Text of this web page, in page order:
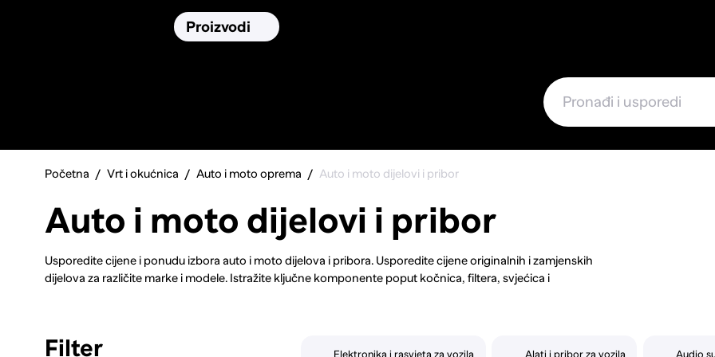
Proizvodi
Početna Vrt i okućnica Auto i moto oprema Auto i moto dijelovi i pribor
Auto i moto dijelovi i pribor
Usporedite cijene i ponudu izbora auto i moto dijelova i pribora. Usporedite cijene originalnih i zamjenskih
dijelova za različite marke i modele. Istražite ključne komponente poput kočnica, filtera, svjećica i
održavanje ili želite nadograditi svoje vozilo, pronađite sve potrebne dijelove i pribor uz povoljne cijene i
Filter Elektronika i rasvjeta za vozila Alati i pribor za vozila Audio